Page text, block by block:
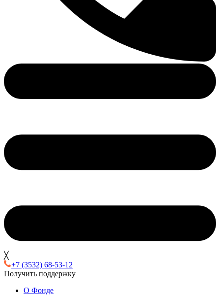
╳
+7 (3532) 68-53-12
Получить поддержку
О Фонде